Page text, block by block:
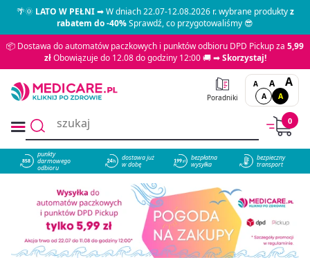
🌴🌞LATO W PEŁNI➡ W dniach 22.07-12.08.2026 r. wybrane produktyz
rabatem do -40%Sprawdź, co przygotowaliśmy 😎
📦 Dostawa do automatów paczkowych i punktów odbioru DPD Pickup za 5,99
złObowiązuje do 12.08 do godziny 12:00 🚚 ➡Skorzystaj!
Poradniki
A A A
A A
0
858
punkty
darmowego
odbioru
dostawa już
w dobę
bezpłatna
wysyłka
bezpieczny
transport